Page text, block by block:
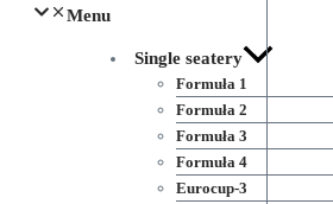
Menu
Single seatery
Formuła 1
Formuła 2
Formuła 3
Formuła 4
Eurocup-3